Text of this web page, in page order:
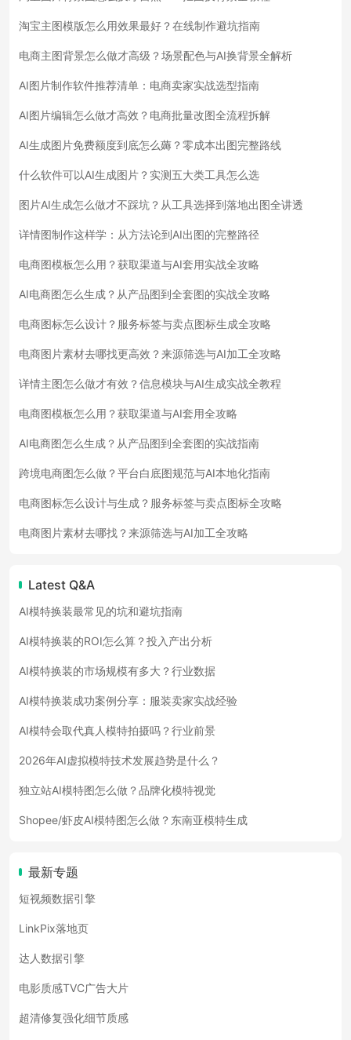
淘宝主图模版怎么用效果最好？在线制作避坑指南
电商主图背景怎么做才高级？场景配色与AI换背景全解析
AI图片制作软件推荐清单：电商卖家实战选型指南
AI图片编辑怎么做才高效？电商批量改图全流程拆解
AI生成图片免费额度到底怎么薅？零成本出图完整路线
什么软件可以AI生成图片？实测五大类工具怎么选
图片AI生成怎么做才不踩坑？从工具选择到落地出图全讲透
详情图制作这样学：从方法论到AI出图的完整路径
电商图模板怎么用？获取渠道与AI套用实战全攻略
AI电商图怎么生成？从产品图到全套图的实战全攻略
电商图标怎么设计？服务标签与卖点图标生成全攻略
电商图片素材去哪找更高效？来源筛选与AI加工全攻略
详情主图怎么做才有效？信息模块与AI生成实战全教程
电商图模板怎么用？获取渠道与AI套用全攻略
AI电商图怎么生成？从产品图到全套图的实战指南
跨境电商图怎么做？平台白底图规范与AI本地化指南
电商图标怎么设计与生成？服务标签与卖点图标全攻略
电商图片素材去哪找？来源筛选与AI加工全攻略
Latest Q&A
AI模特换装最常见的坑和避坑指南
AI模特换装的ROI怎么算？投入产出分析
AI模特换装的市场规模有多大？行业数据
AI模特换装成功案例分享：服装卖家实战经验
AI模特会取代真人模特拍摄吗？行业前景
2026年AI虚拟模特技术发展趋势是什么？
独立站AI模特图怎么做？品牌化模特视觉
Shopee/虾皮AI模特图怎么做？东南亚模特生成
最新专题
短视频数据引擎
LinkPix落地页
达人数据引擎
电影质感TVC广告大片
超清修复强化细节质感